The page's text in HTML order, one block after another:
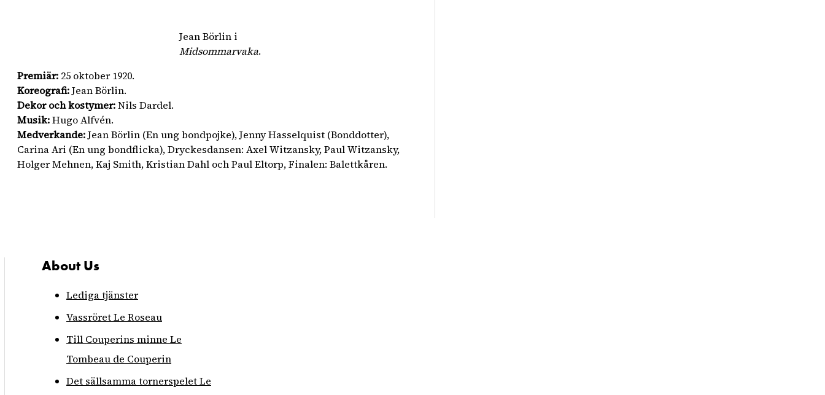
Jean Börlin i
Midsommarvaka.
Premiär: 25 oktober 1920.
Koreografi:Jean Börlin.
Dekor och kostymer:Nils Dardel.
Musik:Hugo Alfvén.
Medverkande:Jean Börlin (En ung bondpojke), Jenny Hasselquist (Bonddotter),
Carina Ari (En ung bondflicka), Dryckesdansen: Axel Witzansky, Paul Witzansky,
Holger Mehnen, Kaj Smith, Kristian Dahl och Paul Eltorp, Finalen: Balettkåren.
About Us
Lediga tjänster
VassröretLe Roseau
Till Couperins minne Le
Tombeau de Couperin
Det sällsamma tornerspeletLe